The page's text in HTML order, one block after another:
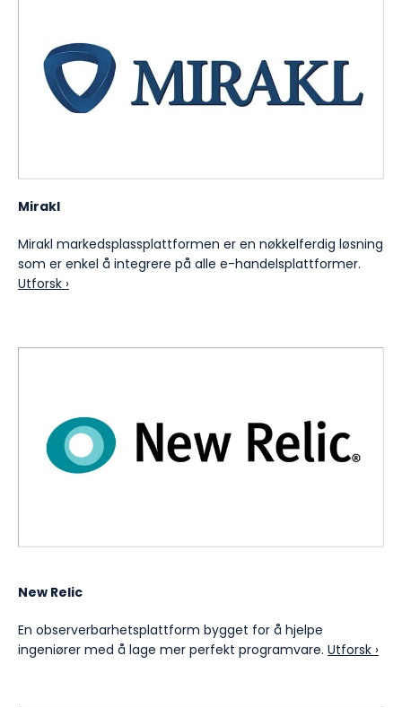
Mirakl
Mirakl markedsplassplattformen er en nøkkelferdig løsning
som er enkel å integrere på alle e-handelsplattformer.
Utforsk ›
New Relic
En observerbarhetsplattform bygget for å hjelpe
ingeniører med å lage mer perfekt programvare. Utforsk ›